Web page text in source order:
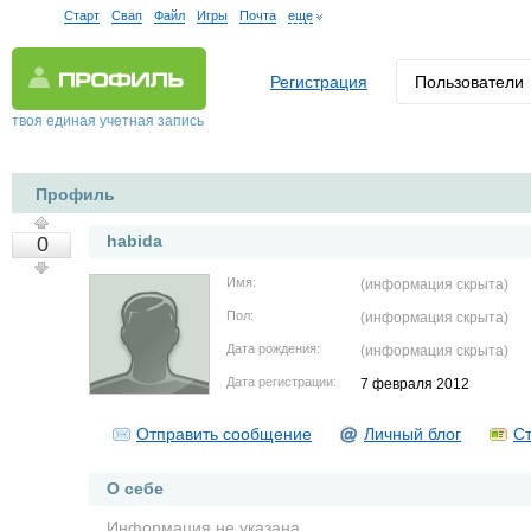
Старт Свап Файл Игры Почта еще
твоя единая учетная запись
Регистрация Пользователи
Профиль
0 habida
Имя: (информация скрыта)
Пол: (информация скрыта)
Дата рождения: (информация скрыта)
Дата регистрации: 7 февраля 2012
Отправить сообщение Личный блог
О себе